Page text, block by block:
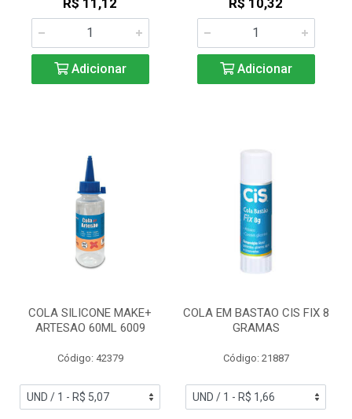
R$ 11,12
Adicionar
R$ 10,32
Adicionar
COLA SILICONE MAKE+
ARTESAO 60ML 6009
Código: 42379
COLA EM BASTAO CIS FIX 8
GRAMAS
Código: 21887